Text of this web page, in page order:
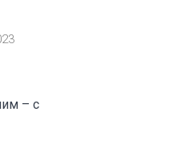
– с